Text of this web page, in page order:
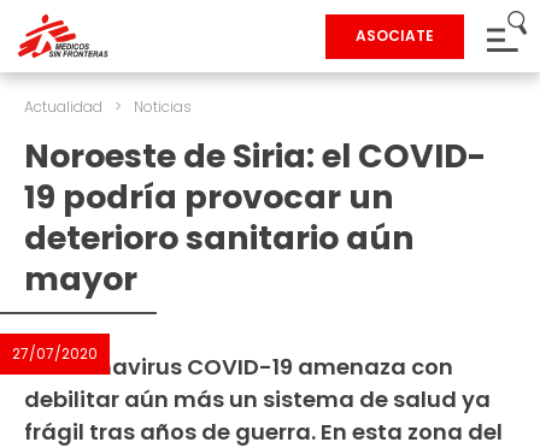
ASOCIATE
Actualidad > Noticias
Noroeste de Siria: el COVID-
19 podría provocar un
deterioro sanitario aún
mayor
27/07/2020
El coronavirus COVID-19 amenaza con
debilitar aún más un sistema de salud ya
frágil tras años de guerra. En esta zona del